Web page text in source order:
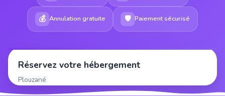
💰 Annulation gratuite 🛡 Paiement sécurisé
Réservez votre hébergement
Plouzané